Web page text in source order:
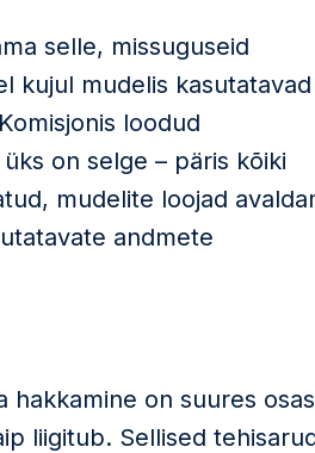
selle, missuguseid
kujul mudelis kasutatavad
loodud
on selge – päris kõiki
mudelite loojad
andmete
hakkamine on suures osas
liigitub. Sellised